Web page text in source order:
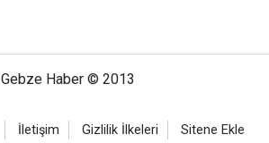
Gebze Haber © 2013
İletişim Gizlilik İlkeleri Sitene Ekle